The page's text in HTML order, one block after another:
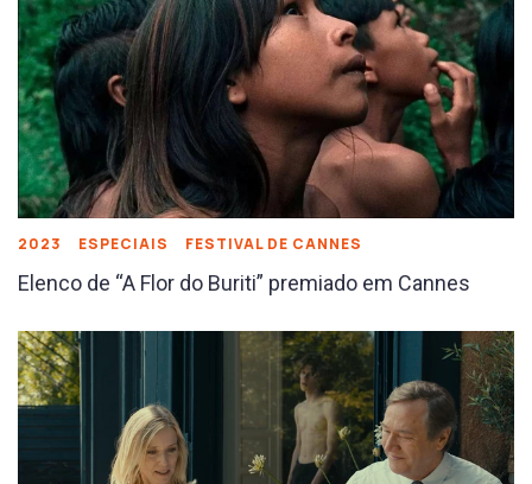
2023 ESPECIAIS FESTIVAL DE CANNES
Elenco de “A Flor do Buriti” premiado em Cannes